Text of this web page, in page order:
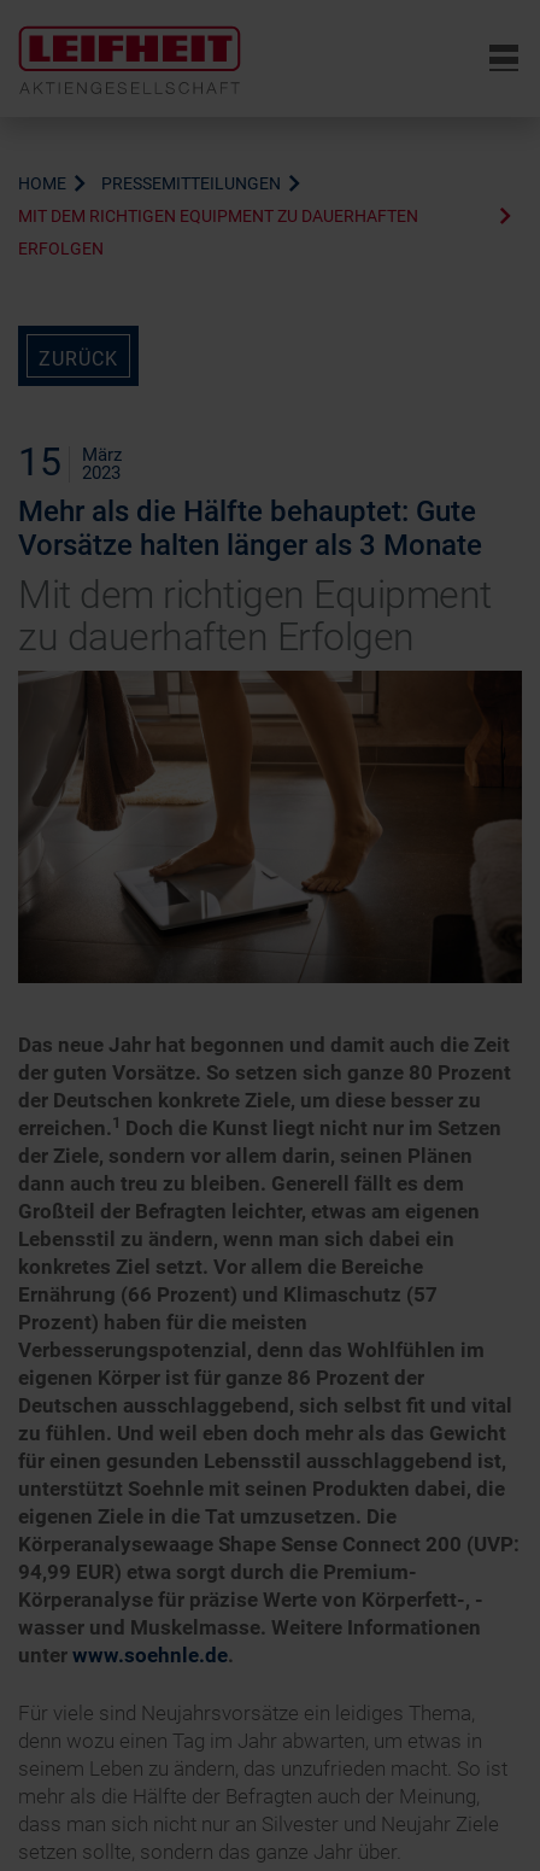
6
HOME
PRESSEMITTEILUNGEN
MIT DEM RICHTIGEN EQUIPMENT ZU DAUERHAFTEN
ERFOLGEN
ZURÜCK
15
März
2023
Mehr als die Hälfte behauptet: Gute
Vorsätze halten länger als 3 Monate
Mit dem richtigen Equipment
zu dauerhaften Erfolgen
Das neue Jahr hat begonnen und damit auch die Zeit
der guten Vorsätze. So setzen sich ganze 80 Prozent
der Deutschen konkrete Ziele, um diese besser zu
erreichen.1 Doch die Kunst liegt nicht nur im Setzen
der Ziele, sondern vor allem darin, seinen Plänen
dann auch treu zu bleiben. Generell fällt es dem
Großteil der Befragten leichter, etwas am eigenen
Lebensstil zu ändern, wenn man sich dabei ein
konkretes Ziel setzt. Vor allem die Bereiche
Ernährung (66 Prozent) und Klimaschutz (57
Prozent) haben für die meisten
Verbesserungspotenzial, denn das Wohlfühlen im
eigenen Körper ist für ganze 86 Prozent der
Deutschen ausschlaggebend, sich selbst fit und vital
zu fühlen. Und weil eben doch mehr als das Gewicht
für einen gesunden Lebensstil ausschlaggebend ist,
unterstützt Soehnle mit seinen Produkten dabei, die
eigenen Ziele in die Tat umzusetzen. Die
Körperanalysewaage Shape Sense Connect 200 (UVP:
94,99 EUR) etwa sorgt durch die Premium-
Körperanalyse für präzise Werte von Körperfett-, -
wasser und Muskelmasse. Weitere Informationen
unter www.soehnle.de.
Für viele sind Neujahrsvorsätze ein leidiges Thema,
denn wozu einen Tag im Jahr abwarten, um etwas in
seinem Leben zu ändern, das unzufrieden macht. So ist
mehr als die Hälfte der Befragten auch der Meinung,
dass man sich nicht nur an Silvester und Neujahr Ziele
setzen sollte, sondern das ganze Jahr über.